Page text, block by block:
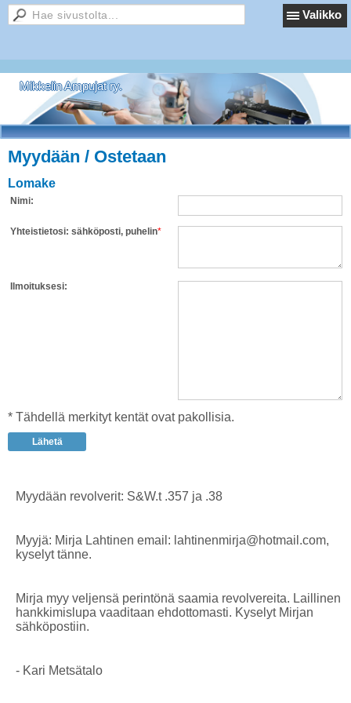
Valikko
Mikkelin Ampujat ry.
Myydään / Ostetaan
Lomake
Nimi:
Yhteistietosi: sähköposti, puhelin*
Ilmoituksesi:
* Tähdellä merkityt kentät ovat pakollisia.
Myydään revolverit: S&W.t .357 ja .38
Myyjä: Mirja Lahtinen email: lahtinenmirja@hotmail.com,
kyselyt tänne.
Mirja myy veljensä perintönä saamia revolvereita. Laillinen
hankkimislupa vaaditaan ehdottomasti. Kyselyt Mirjan
sähköpostiin.
- Kari Metsätalo